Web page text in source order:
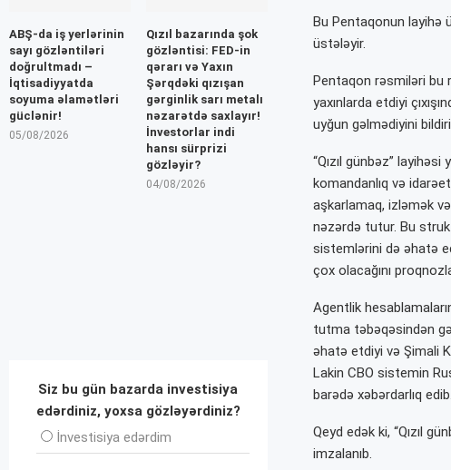
Bu Pentaqonun layihə
üstələyir.
Pentaqon rəsmiləri bu
yaxınlarda etdiyi
uyğun gəlmədiyini
“Qızıl günbəz”
komandanlıq və
aşkarlamaq, izləmək
nəzərdə tutur. Bu
sistemlərini də əhatə
çox olacağını
Agentlik
tutma təbəqəsindən
əhatə etdiyi və Şimali
Lakin CBO sistemin
barədə xəbərdarlıq edib.
Qeyd edək ki, “Qızıl
imzalanıb.
ABŞ-da iş yerlərinin
sayı gözləntiləri
doğrultmadı –
İqtisadiyyatda
soyuma əlamətləri
güclənir!
05/08/2026
Qızıl bazarında şok
gözləntisi: FED-in
qərarı və Yaxın
Şərqdəki qızışan
gərginlik sarı metalı
nəzarətdə saxlayır!
İnvestorlar indi
hansı sürprizi
gözləyir?
04/08/2026
Siz bu gün bazarda investisiya
edərdiniz, yoxsa gözləyərdiniz?
İnvеstisiya edərdim